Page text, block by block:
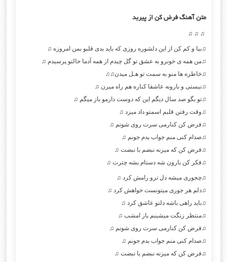
متن آهنگ فرض کن از پیربد
♫ ♫ ♫
♫بیا و کم کن از این دلشوره روزی که باید بدی قلبو بمن امروزه ♫
♫من همه ی خونرو به عشق تو گل چیدم از همه آدما حالتو‌ پرسیدم ♫
♫خاطره ها منو به سمت تو‌ هـل میدن♫♫
♫نیستی و بارونه عاشقا کناره هم راه میرن ♫
♫تو بگو‌ صد سال دیگم این که دوست دارمو‌ باز میگم ♫
♫وقت رفتن قلبم اسمتو داد میزد ♫
♫فرض کن کنارمی سرت روی شونم ♫
♫صدام کنی منم جواب بدم جونم ♫
♫فرض کن که میزنه نبضم با نبضت ♫
♫فکر کن بارون شه دستام بشه چترت ♫
♫چجوری میشه دل ترو رامش کرد ♫
♫دلم هر جوری میتونست خواهش کرد ♫
♫باید راهی باشه دلتو عاشق کرد ♫
♫منتظر زنگت میشینم باز امشب ♫
♫فرض کن کنارمی سرت روی شونم ♫
♫صدام کنی منم جواب بدم جونم ♫
♫فرض کن که میزنه نبضم با نبضت ♫